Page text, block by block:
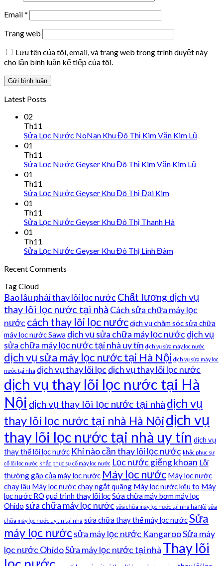
Email*
Trang web
Lưu tên của tôi, email, và trang web trong trình duyệt này
cho lần bình luận kế tiếp của tôi.
Latest Posts
02
Th11
Sửa Lọc Nước NoNan Khu Đô Thị Kim Văn Kim Lũ
01
Th11
Sửa Lọc Nước Geyser Khu Đô Thị Kim Văn Kim Lũ
01
Th11
Sửa Lọc Nước Geyser Khu Đô Thị Đại Kim
01
Th11
Sửa Lọc Nước Geyser Khu Đô Thị Thanh Hà
01
Th11
Sửa Lọc Nước Geyser Khu Đô Thị Linh Đàm
Recent Comments
Tag Cloud
Bao lâu phải thay lõi lọc nước Chất lượng dịch vụ
thay lõi lọc nước tại nhà Cách sửa chữa máy lọc
nước cách thay lõi lọc nướcdịch vụ chăm sóc sửa chữa
máy lọc nước Sawa dịch vụ sửa chữa máy lọc nước dịch vụ
sửa chữa máy lọc nước tại nhà uy tín dịch vụ sửa máy lọc nước
dịch vụ sửa máy lọc nước tại Hà Nội dịch vụ sửa máy lọc
nước tại nhà dịch vụ thay lõi lọc dịch vụ thay lõi lọc nước
dịch vụ thay lõi lọc nước tại Hà
Nội dịch vụ thay lõi lọc nước tại nhà dịch vụ
thay lõi lọc nước tại nhà Hà Nộidịch vụ
thay lõi lọc nước tại nhà uy tín dịch vụ
thay thế lõi lọc nước Khi nào cần thay lõi lọc nước khắc phục sự
cố lõi lọc nước khắc phục sự cố máy lọc nước Lọc nước giếng khoan Lỗi
thường gặp của máy lọc nước Máy lọc nước Máy lọc nước
chạy lâu Máy lọc nước chạy ngắt quãng Máy lọc nước kêu to Máy
lọc nước RO quá trình thay lõi lọcSửa chữa máy bơm máy lọc
Ohido sửa chữa máy lọc nước sửa chữa máy lọc nước tại nhà hà Nội sửa
chữa máy lọc nước uy tín tại nhà sửa chữa thay thế máy lọc nướcSửa
máy lọc nướcsửa máy lọc nước KangarooSửa máy
lọc nước OhidoSửa máy lọc nước tại nhà Thay lõi